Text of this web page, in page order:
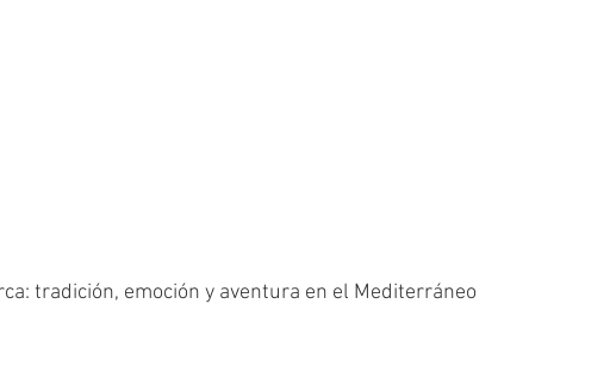
tradición, emoción y aventura en el Mediterráneo